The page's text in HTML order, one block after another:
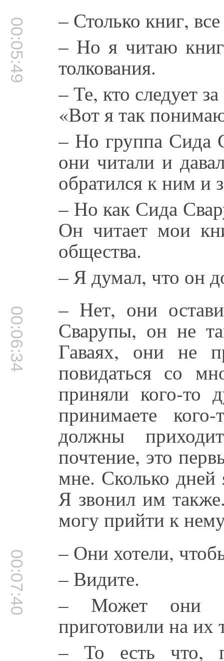
00:05:49
– Столько книг,
– Но я читаю
толкования.
– Те, кто следует
«Вот я так
– Но группа Сида
они читали и
обратился к ним и
– Но как Сида
Он читает мои
общества.
– Я думал, что он
00:06:34 – Нет, они
Сварупы, он не
Гаваях, они не
повидаться со
приняли кого-то
принимаете
должны
почтение, это
мне. Сколько дней
Я звонил им
могу прийти к
00:07:40
– Они хотели,
– Видите.
– Может они
приготовили на их
– То есть что,